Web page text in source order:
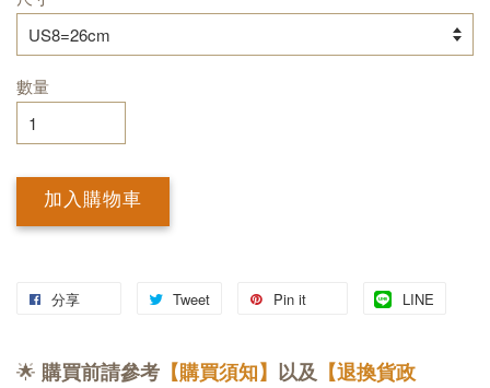
數量
加入購物車
分享 Tweet Pin it LINE
🌟 購買前請參考 【購買須知】 以及 【退換貨政